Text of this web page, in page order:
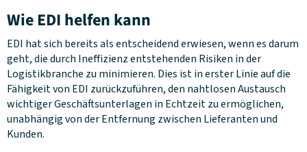
Wie EDI helfen kann
EDI hat sich bereits als entscheidend erwiesen, wenn es darum
geht, die durch Ineffizienz entstehenden Risiken in der
Logistikbranche zu minimieren. Dies ist in erster Linie auf die
Fähigkeit von EDI zurückzuführen, den nahtlosen Austausch
wichtiger Geschäftsunterlagen in Echtzeit zu ermöglichen,
unabhängig von der Entfernung zwischen Lieferanten und
Kunden.